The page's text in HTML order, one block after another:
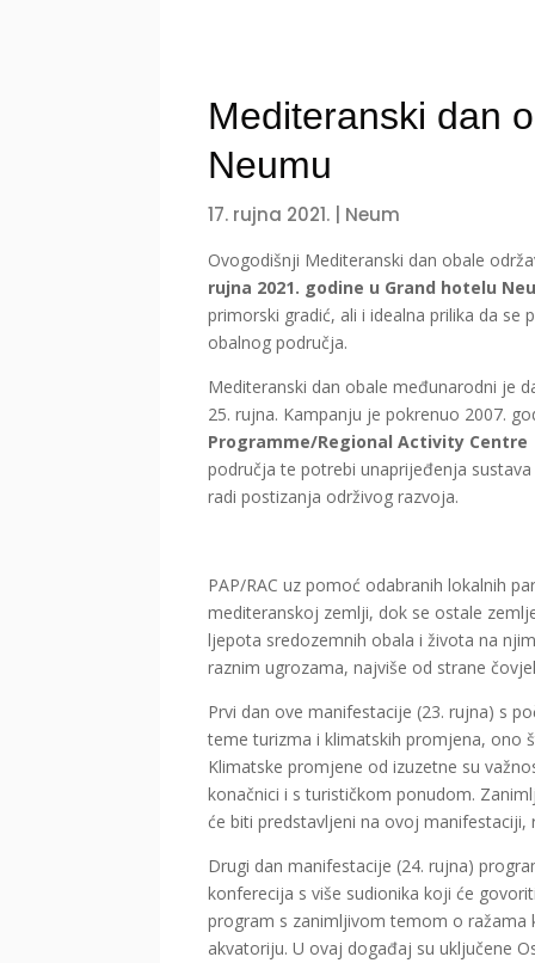
Mediteranski dan
Neumu
17. rujna 2021. Neum
Ovogodišnji Mediteranski dan obale
rujna 2021. godine u Grand hotelu
primorski gradić, ali i idealna prilika da
obalnog područja.
Mediteranski dan obale međunarodni je
25. rujna. Kampanju je pokrenuo 2007.
Programme/Regional Activity Centre
područja te potrebi unaprijeđenja
radi postizanja održivog razvoja.
PAP/RAC uz pomoć odabranih lokalnih
mediteranskoj zemlji, dok se ostale
ljepota sredozemnih obala i života na
raznim ugrozama, najviše od strane
Prvi dan ove manifestacije (23. rujna) s
teme turizma i klimatskih promjena, ono
Klimatske promjene od izuzetne su
konačnici i s turističkom ponudom.
će biti predstavljeni na ovoj
Drugi dan manifestacije (24. rujna)
konferecija s više sudionika koji će
program s zanimljivom temom o
akvatoriju. U ovaj događaj su uključene